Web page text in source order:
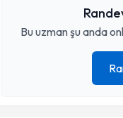
Bu uzman şu anda